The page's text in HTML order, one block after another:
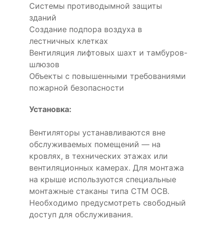
Системы противодымной защиты
зданий
Создание подпора воздуха в
лестничных клетках
Вентиляция лифтовых шахт и тамбуров-
шлюзов
Объекты с повышенными требованиями
пожарной безопасности
Установка:
Вентиляторы устанавливаются вне
обслуживаемых помещений — на
кровлях, в технических этажах или
вентиляционных камерах. Для монтажа
на крыше используются специальные
монтажные стаканы типа СТМ ОСВ.
Необходимо предусмотреть свободный
доступ для обслуживания.